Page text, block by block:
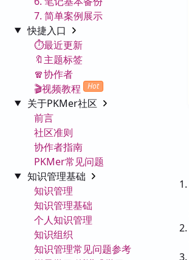
7. 简单案例展示
快捷入口
⏱️最近更新
🔖主题标签
🧣协作者
🎬视频教程
Hot
关于PKMer社区
前言
社区准则
协作者指南
PKMer常见问题
知识管理基础
知识管理
知识管理基础
个人知识管理
知识组织
知识管理常见问题参考